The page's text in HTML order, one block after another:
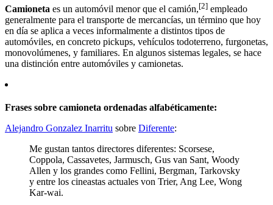
Camioneta es un automóvil menor que el camión,​[2] ​ empleado
generalmente para el transporte de mercancías, un término que hoy
en día se aplica a veces informalmente a distintos tipos de
automóviles, en concreto pickups, vehículos todoterreno, furgonetas,
monovolúmenes, y familiares. En algunos sistemas legales, se hace
una distinción entre automóviles y camionetas.
Frases sobre camioneta ordenadas alfabéticamente:
Alejandro Gonzalez Inarritu sobre Diferente:
Me gustan tantos directores diferentes: Scorsese,
Coppola, Cassavetes, Jarmusch, Gus van Sant, Woody
Allen y los grandes como Fellini, Bergman, Tarkovsky
y entre los cineastas actuales von Trier, Ang Lee, Wong
Kar-wai.